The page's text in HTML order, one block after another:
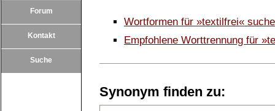
Forum
Kontakt
Suche
Wortformen für »textilfrei«
Empfohlene Worttrennung für
Synonym finden zu: